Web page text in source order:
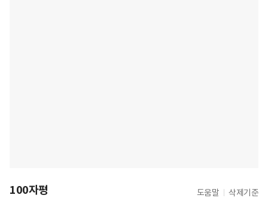
100자평 도움말 삭제기준